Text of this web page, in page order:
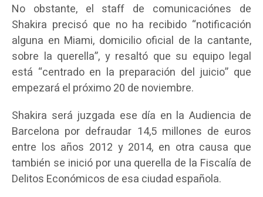
No obstante, el staff de comunicaciónes de
Shakira precisó que no ha recibido “notificación
alguna en Miami, domicilio oficial de la cantante,
sobre la querella”, y resaltó que su equipo legal
está “centrado en la preparación del juicio” que
empezará el próximo 20 de noviembre.
Shakira será juzgada ese día en la Audiencia de
Barcelona por defraudar 14,5 millones de euros
entre los años 2012 y 2014, en otra causa que
también se inició por una querella de la Fiscalía de
Delitos Económicos de esa ciudad española.